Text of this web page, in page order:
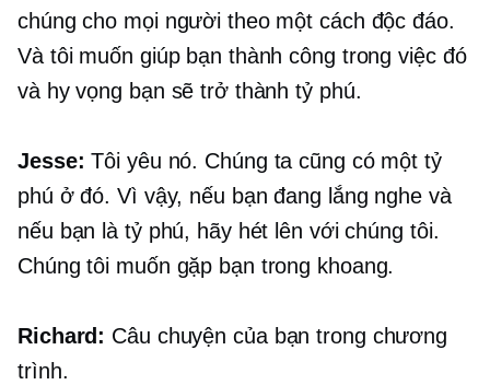
chúng cho mọi người theo một cách độc đáo.
Và tôi muốn giúp bạn thành công trong việc đó
và hy vọng bạn sẽ trở thành tỷ phú.
Jesse: Tôi yêu nó. Chúng ta cũng có một tỷ
phú ở đó. Vì vậy, nếu bạn đang lắng nghe và
nếu bạn là tỷ phú, hãy hét lên với chúng tôi.
Chúng tôi muốn gặp bạn trong khoang.
Richard: Câu chuyện của bạn trong chương
trình.